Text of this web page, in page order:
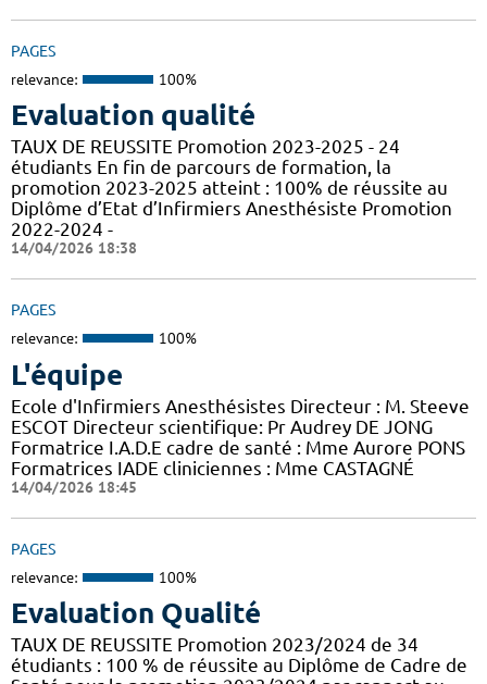
PAGES
relevance: 100%
Evaluation qualité
TAUX DE REUSSITE Promotion 2023-2025 - 24
étudiants En fin de parcours de formation, la
promotion 2023-2025 atteint : 100% de réussite au
Diplôme d’Etat d’Infirmiers Anesthésiste Promotion
2022-2024 -
14/04/2026 18:38
PAGES
relevance: 100%
L'équipe
Ecole d'Infirmiers Anesthésistes Directeur : M. Steeve
ESCOT Directeur scientifique: Pr Audrey DE JONG
Formatrice I.A.D.E cadre de santé : Mme Aurore PONS
Formatrices IADE cliniciennes : Mme CASTAGNÉ
14/04/2026 18:45
PAGES
relevance: 100%
Evaluation Qualité
TAUX DE REUSSITE Promotion 2023/2024 de 34
étudiants : 100 % de réussite au Diplôme de Cadre de